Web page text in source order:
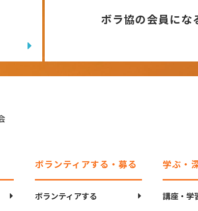
ボラ協の会員にな
ボランティアする・募る
ボランティアする
学ぶ・
講座・学